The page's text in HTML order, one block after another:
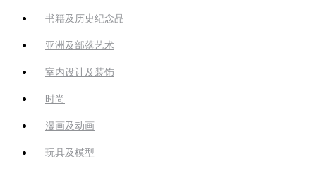
书籍及历史纪念品
亚洲及部落艺术
室内设计及装饰
时尚
漫画及动画
玩具及模型